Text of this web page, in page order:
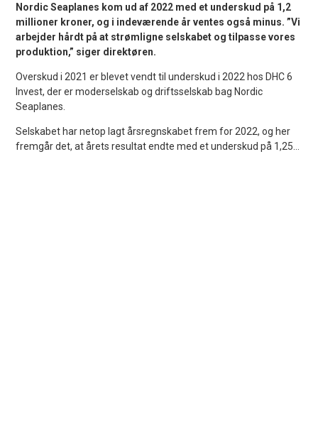
Nordic Seaplanes kom ud af 2022 med et underskud på 1,2
millioner kroner, og i indeværende år ventes også minus. ”Vi
arbejder hårdt på at strømligne selskabet og tilpasse vores
produktion,” siger direktøren.
Overskud i 2021 er blevet vendt til underskud i 2022 hos DHC 6
Invest, der er moderselskab og driftsselskab bag Nordic
Seaplanes.
Selskabet har netop lagt årsregnskabet frem for 2022, og her
fremgår det, at årets resultat endte med et underskud på 1,25...